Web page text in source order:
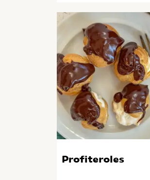
Profiteroles